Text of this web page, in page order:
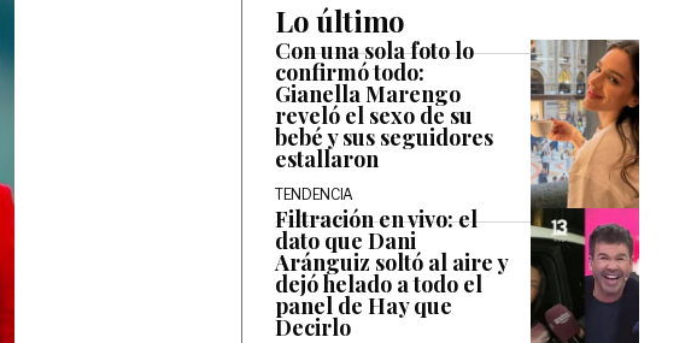
Lo último
Con una sola foto lo
confirmó todo:
Gianella Marengo
reveló el sexo de su
bebé y sus seguidores
estallaron
TENDENCIA
Filtración en vivo: el
dato que Dani
Aránguiz soltó al aire y
dejó helado a todo el
panel de Hay que
Decirlo